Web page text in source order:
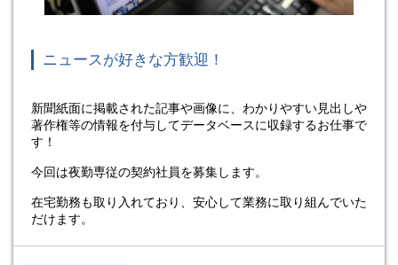
ニュースが好きな方歓迎！
新聞紙面に掲載された記事や画像に、わかりやすい見出しや
著作権等の情報を付与してデータベースに収録するお仕事で
す！
今回は夜勤専従の契約社員を募集します。
在宅勤務も取り入れており、安心して業務に取り組んでいた
だけます。